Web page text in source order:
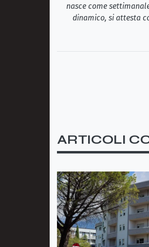
nasce come
dinamico, si attesta
ARTICOLI